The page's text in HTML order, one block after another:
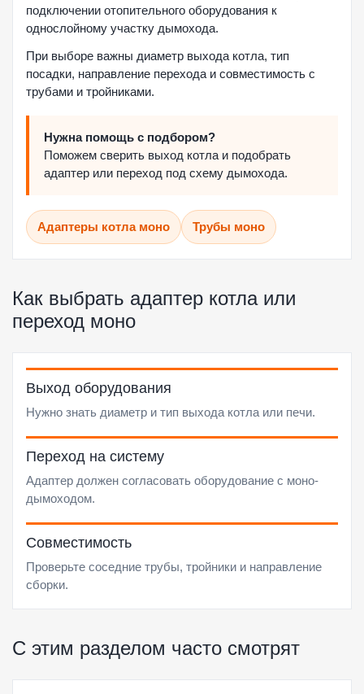
подключении отопительного оборудования к
однослойному участку дымохода.
При выборе важны диаметр выхода котла, тип
посадки, направление перехода и совместимость с
трубами и тройниками.
Нужна помощь с подбором?
Поможем сверить выход котла и подобрать
адаптер или переход под схему дымохода.
Адаптеры котла моно Трубы моно
Как выбрать адаптер котла или
переход моно
Выход оборудования
Нужно знать диаметр и тип выхода котла или печи.
Переход на систему
Адаптер должен согласовать оборудование с моно-
дымоходом.
Совместимость
Проверьте соседние трубы, тройники и направление
сборки.
С этим разделом часто смотрят